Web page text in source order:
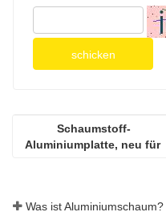
schicken
Schaumstoff-
Aluminiumplatte, neu für
Was ist Aluminiumschaum?